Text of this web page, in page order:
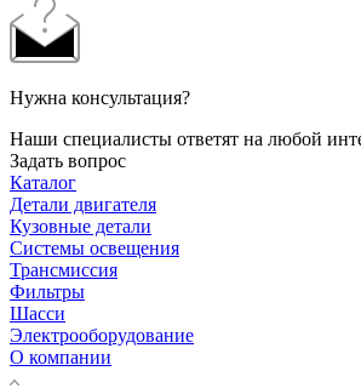
Нужна консультация?
Наши специалисты ответят на любой
Задать вопрос
Каталог
Детали двигателя
Кузовные детали
Системы освещения
Трансмиссия
Фильтры
Шасси
Электрооборудование
О компании